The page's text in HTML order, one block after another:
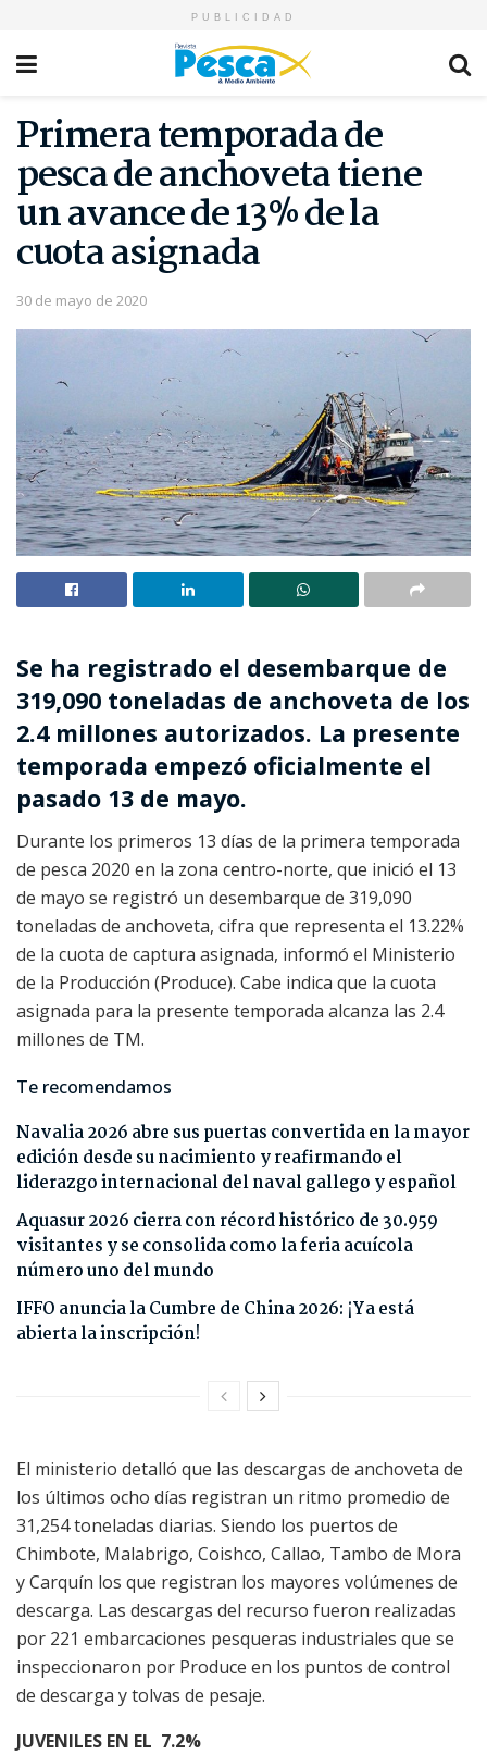
PUBLICIDAD
Primera temporada de
pesca de anchoveta tiene
un avance de 13% de la
cuota asignada
30 de mayo de 2020
Se ha registrado el desembarque de
319,090 toneladas de anchoveta de los
2.4 millones autorizados. La presente
temporada empezó oficialmente el
pasado 13 de mayo.
Durante los primeros 13 días de la primera temporada
de pesca 2020 en la zona centro-norte, que inició el 13
de mayo se registró un desembarque de 319,090
toneladas de anchoveta, cifra que representa el 13.22%
de la cuota de captura asignada, informó el Ministerio
de la Producción (Produce). Cabe indica que la cuota
asignada para la presente temporada alcanza las 2.4
millones de TM.
Te recomendamos
Navalia 2026 abre sus puertas convertida en la mayor
edición desde su nacimiento y reafirmando el
liderazgo internacional del naval gallego y español
Aquasur 2026 cierra con récord histórico de 30.959
visitantes y se consolida como la feria acuícola
número uno del mundo
IFFO anuncia la Cumbre de China 2026: ¡Ya está
abierta la inscripción!
El ministerio detalló que las descargas de anchoveta de
los últimos ocho días registran un ritmo promedio de
31,254 toneladas diarias. Siendo los puertos de
Chimbote, Malabrigo, Coishco, Callao, Tambo de Mora
y Carquín los que registran los mayores volúmenes de
descarga. Las descargas del recurso fueron realizadas
por 221 embarcaciones pesqueras industriales que se
inspeccionaron por Produce en los puntos de control
de descarga y tolvas de pesaje.
JUVENILES EN EL 7.2%